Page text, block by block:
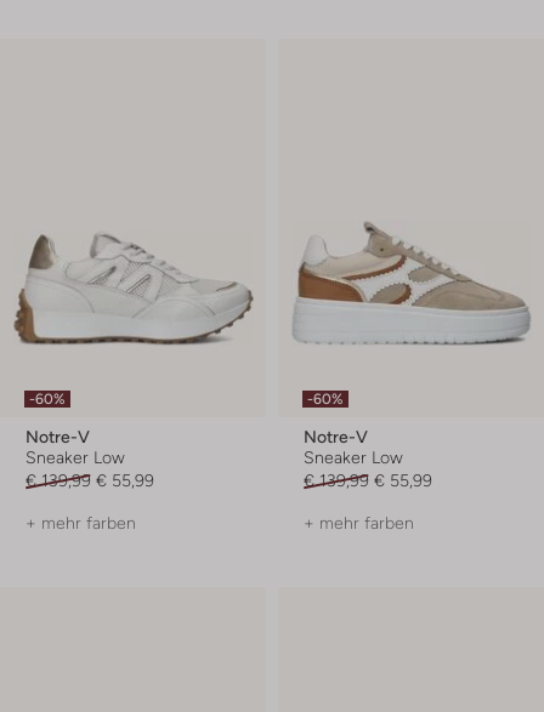
-60%
Notre-V
Sneaker Low
€ 139,99 € 55,99
+ mehr farben
-60%
Notre-V
Sneaker Low
€ 139,99 € 55,99
+ mehr farben